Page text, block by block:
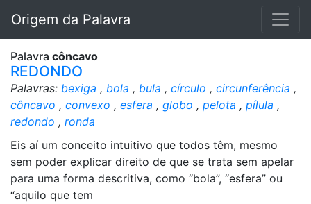
Origem da Palavra
Palavra côncavo
REDONDO
Palavras: bexiga , bola , bula , círculo , circunferência ,
côncavo , convexo , esfera , globo , pelota , pílula ,
redondo , ronda
Eis aí um conceito intuitivo que todos têm, mesmo
sem poder explicar direito de que se trata sem apelar
para uma forma descritiva, como “bola”, “esfera” ou
“aquilo que tem